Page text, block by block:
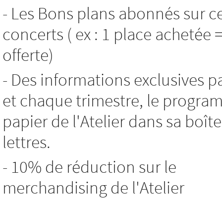
- Les Bons plans abonnés sur
concerts ( ex : 1 place achetée
offerte)
- Des informations exclusives
et chaque trimestre, le
papier de l'Atelier dans sa
lettres.
- 10% de réduction sur le
merchandising de l'Atelier